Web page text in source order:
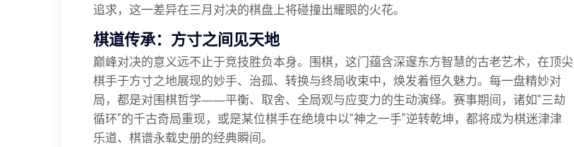
追求，这一差异在三月对决的棋盘上将碰撞出耀眼的火花。
棋道传承：方寸之间见天地
巅峰对决的意义远不止于竞技胜负本身。围棋，这门蕴含深邃东方智慧的古老艺术，在顶尖
棋手于方寸之地展现的妙手、治孤、转换与终局收束中，焕发着恒久魅力。每一盘精妙对
局，都是对围棋哲学——平衡、取舍、全局观与应变力的生动演绎。赛事期间，诸如“三劫
循环”的千古奇局重现，或是某位棋手在绝境中以“神之一手”逆转乾坤，都将成为棋迷津津
乐道、棋谱永载史册的经典瞬间。